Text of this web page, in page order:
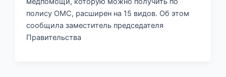
полису ОМС, расширен на 15 видов. Об этом
сообщила заместитель председателя
Правительства